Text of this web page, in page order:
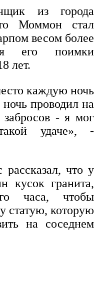
из города
Моммон стал
весом более
его поимки
лет.
каждую ночь
проводил на
- я мог
удаче», -
рассказал, что у
кусок гранита,
часа, чтобы
статую, которую
на соседнем